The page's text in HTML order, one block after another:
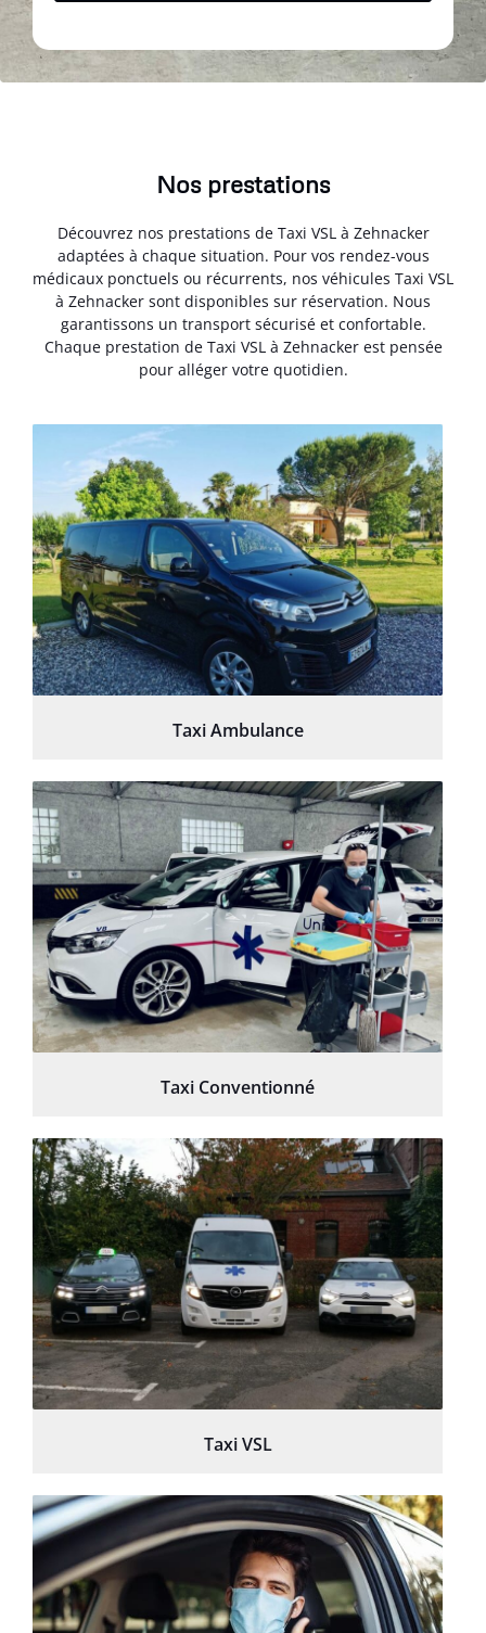
Nos prestations
Découvrez nos prestations de Taxi VSL à Zehnacker
adaptées à chaque situation. Pour vos rendez-vous
médicaux ponctuels ou récurrents, nos véhicules Taxi VSL
à Zehnacker sont disponibles sur réservation. Nous
garantissons un transport sécurisé et confortable.
Chaque prestation de Taxi VSL à Zehnacker est pensée
pour alléger votre quotidien.
Taxi Ambulance
Taxi Conventionné
Taxi VSL